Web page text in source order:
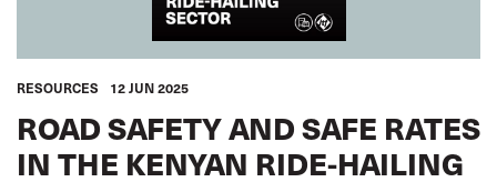
RESOURCES 12 JUN 2025
ROAD SAFETY AND SAFE RATES
IN THE KENYAN RIDE-HAILING